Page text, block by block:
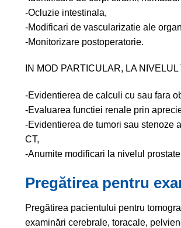
-Ocluzie intestinala,
-Modificari de vascularizatie ale
-Monitorizare postoperatorie.
IN MOD PARTICULAR, LA
-Evidentierea de calculi cu sau fara
-Evaluarea functiei renale prin
-Evidentierea de tumori sau stenoze
CT,
-Anumite modificari la nivelul
Pregătirea pentru
Pregătirea pacientului pentru
examinări cerebrale, toracale,